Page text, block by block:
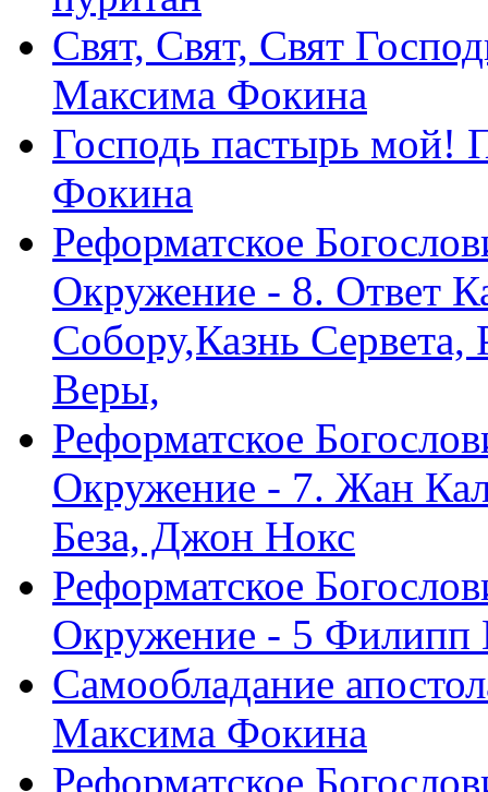
Свят, Свят, Свят
Максима Фокина
Господь пастырь мой!
Фокина
Реформатское
Окружение - 8. Ответ
Собору,Казнь Сервета,
Веры,
Реформатское
Окружение - 7. Жан
Беза, Джон Нокс
Реформатское
Окружение - 5 Филипп
Самообладание
Максима Фокина
Реформатское